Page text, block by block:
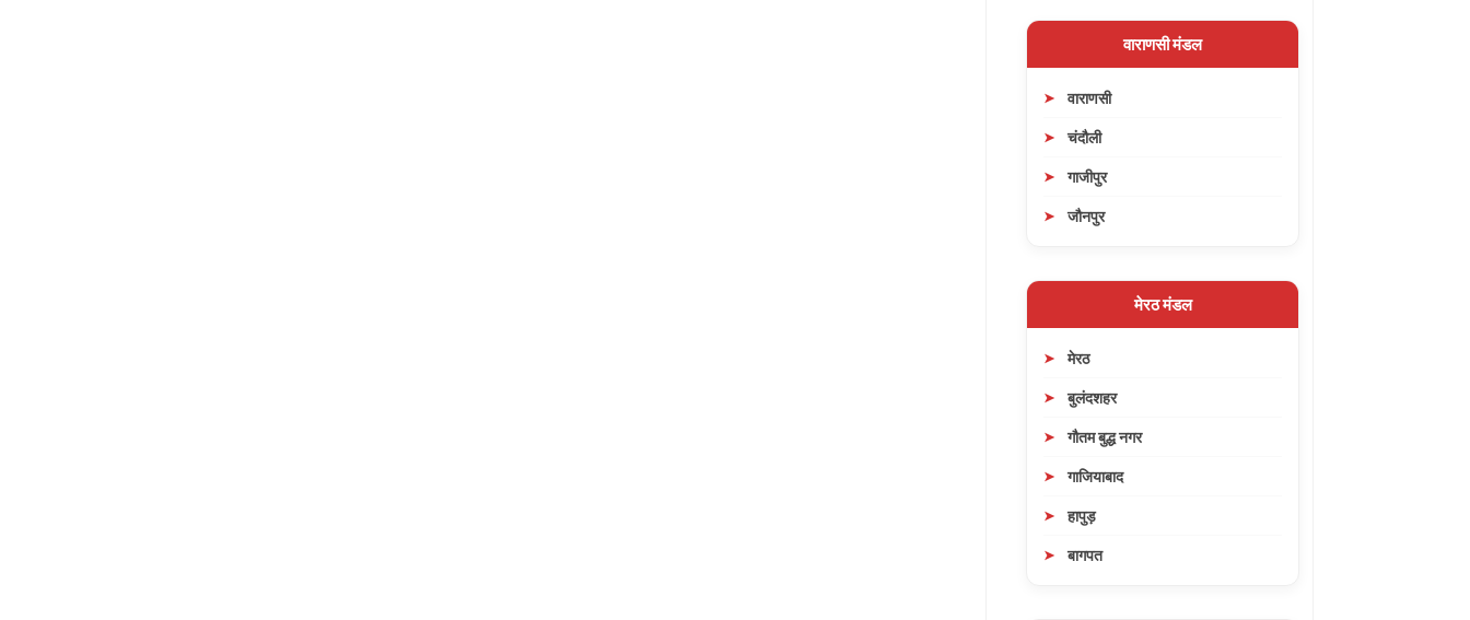
वाराणसी मंडल
वाराणसी
चंदौली
गाजीपुर
जौनपुर
मेरठ मंडल
मेरठ
बुलंदशहर
गौतम बुद्ध नगर
गाजियाबाद
हापुड़
बागपत